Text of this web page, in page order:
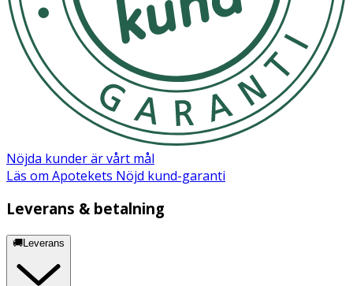
Nöjda kunder är vårt mål
Läs om Apotekets Nöjd kund-garanti
Leverans & betalning
🚚Leverans